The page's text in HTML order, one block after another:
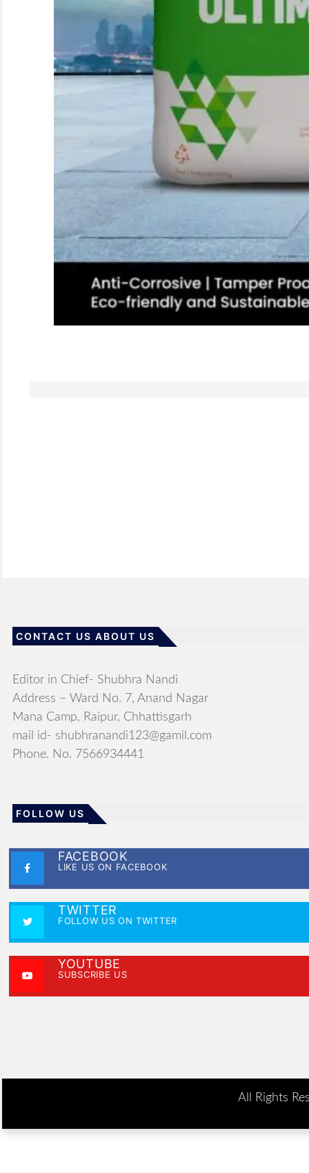
CONTACT US ABOUT US
Editor in Chief- Shubhra Nandi
Address – Ward No. 7, Anand Nagar
Mana Camp, Raipur, Chhattisgarh
mail id- shubhranandi123@gamil.com
Phone. No. 7566934441
FOLLOW US
FACEBOOK
LIKE US ON FACEBOOK
TWITTER
FOLLOW US ON TWITTER
YOUTUBE
SUBSCRIBE US
All Rights